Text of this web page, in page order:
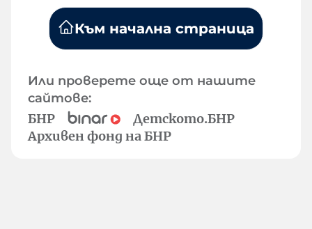
Към начална страница
Или проверете още от нашите
сайтове:
БНР
Детското.БНР
Архивен фонд на БНР